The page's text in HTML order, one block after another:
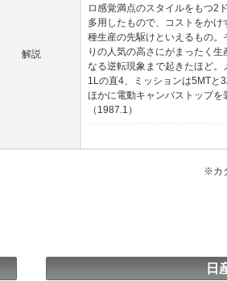
解説
ロ感覚満点のスタイルをもつ2
多用したもので、コストをか
種生産の先駆けといえるもの
りの人気の高さにがまったく
なる逆転現象まで起きたほど
1Lの直4、ミッションは5MTと
ほかに電動キャンバストップを
（1987.1）
※カ
日